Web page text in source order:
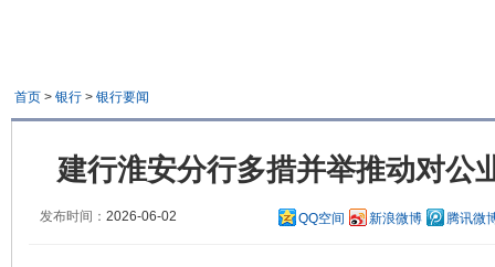
首页> 银行> 银行要闻
建行淮安分行多措并举推动对公
发布时间： 2026-06-02 QQ空间 新浪微博 腾讯微